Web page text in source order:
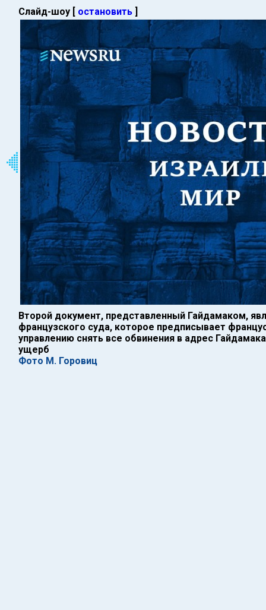
Слайд-шоу [ остановить ]
Второй документ, представленный Гайдамаком,
французского суда, которое предписывает
управлению снять все обвинения в адрес
ущерб
Фото М. Горовиц